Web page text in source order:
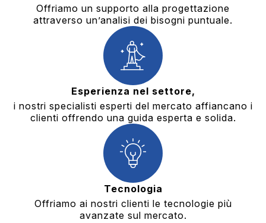
Offriamo un supporto alla progettazione
attraverso un’analisi dei bisogni puntuale.
Esperienza nel settore,
i nostri specialisti esperti del mercato affiancano i
clienti offrendo una guida esperta e solida.
Tecnologia
Offriamo ai nostri clienti le tecnologie più
avanzate sul mercato.